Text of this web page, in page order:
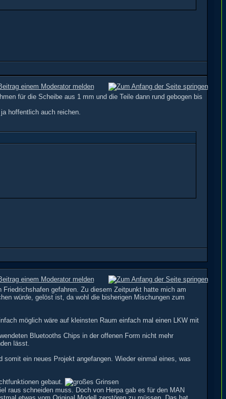
für die Scheibe aus 1 mm und die Teile dann rund gebogen bis
hoffentlich auch reichen.
gefahren. Zu diesem Zeitpunkt hatte mich am
würde, gelöst ist, da wohl die bisherigen Mischungen zum
möglich wäre auf kleinsten Raum einfach mal einen LKW mit
Bluetooths Chips in der offenen Form nicht mehr
lässt.
ein neues Projekt angefangen. Wieder einmal eines, was
gebaut.
raus schneiden muss. Doch von Herpa gab es für den MAN